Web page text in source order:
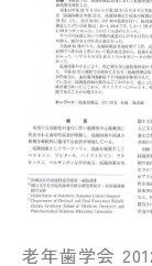
老年歯学会